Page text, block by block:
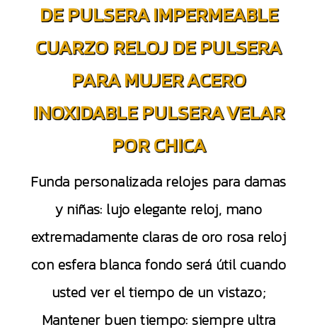
DE PULSERA IMPERMEABLE
CUARZO RELOJ DE PULSERA
PARA MUJER ACERO
INOXIDABLE PULSERA VELAR
POR CHICA
Funda personalizada relojes para damas
y niñas: lujo elegante reloj, mano
extremadamente claras de oro rosa reloj
con esfera blanca fondo será útil cuando
usted ver el tiempo de un vistazo;
Mantener buen tiempo: siempre ultra